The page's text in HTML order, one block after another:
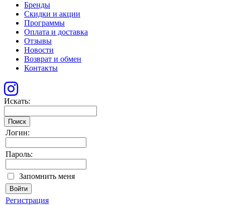
Бренды
Скидки и акции
Программы
Оплата и доставка
Отзывы
Новости
Возврат и обмен
Контакты
Искать:
Поиск
Логин:
Пароль:
Запомнить меня
Регистрация